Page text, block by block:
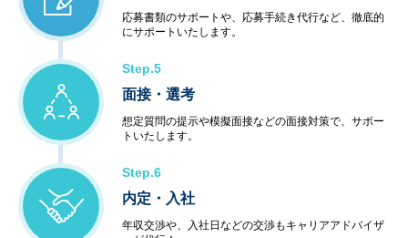
応募書類のサポートや、応募手続き代行など、徹底的
にサポートいたします。
Step.5
面接・選考
想定質問の提示や模擬面接などの面接対策で、サポー
トいたします。
Step.6
内定・入社
年収交渉や、入社日などの交渉もキャリアアドバイザ